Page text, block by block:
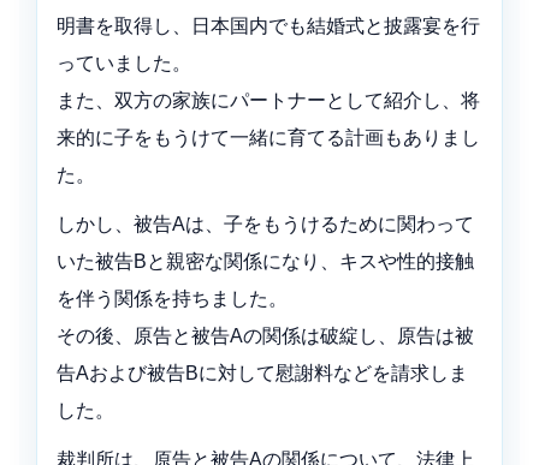
明書を取得し、日本国内でも結婚式と披露宴を行
っていました。
また、双方の家族にパートナーとして紹介し、将
来的に子をもうけて一緒に育てる計画もありまし
た。
しかし、被告Aは、子をもうけるために関わって
いた被告Bと親密な関係になり、キスや性的接触
を伴う関係を持ちました。
その後、原告と被告Aの関係は破綻し、原告は被
告Aおよび被告Bに対して慰謝料などを請求しま
した。
裁判所は、原告と被告Aの関係について、法律上